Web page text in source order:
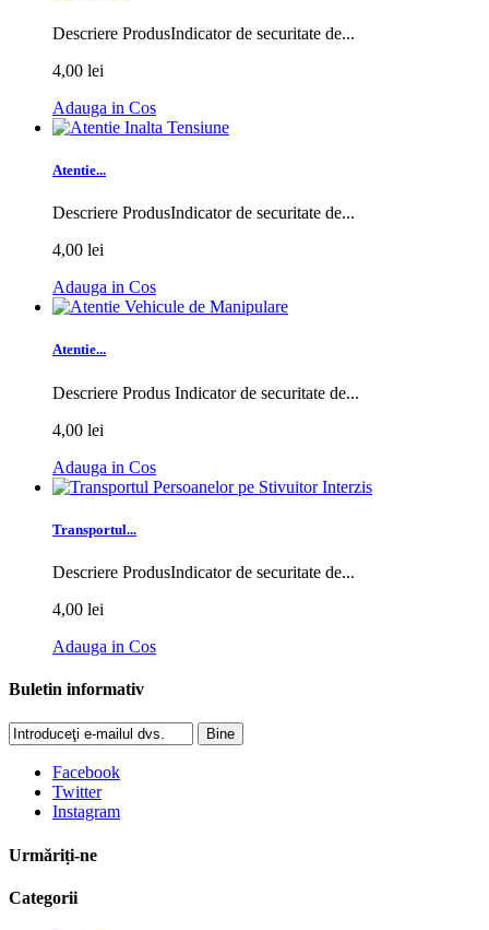
Descriere ProdusIndicator de securitate de...
4,00 lei
Adauga in Cos
Atentie...
Descriere ProdusIndicator de securitate de...
4,00 lei
Adauga in Cos
Atentie...
Descriere Produs Indicator de securitate de...
4,00 lei
Adauga in Cos
Transportul...
Descriere ProdusIndicator de securitate de...
4,00 lei
Adauga in Cos
Buletin informativ
Bine
Facebook
Twitter
Instagram
Urmăriți-ne
Categorii